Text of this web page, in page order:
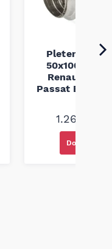
Pletenica
50x100 Audi
Renault
Passat B5
1.260,00
Dodaj u